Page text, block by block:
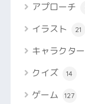
アプローチ
イラスト 21
キャラクター
クイズ 14
ゲーム 127